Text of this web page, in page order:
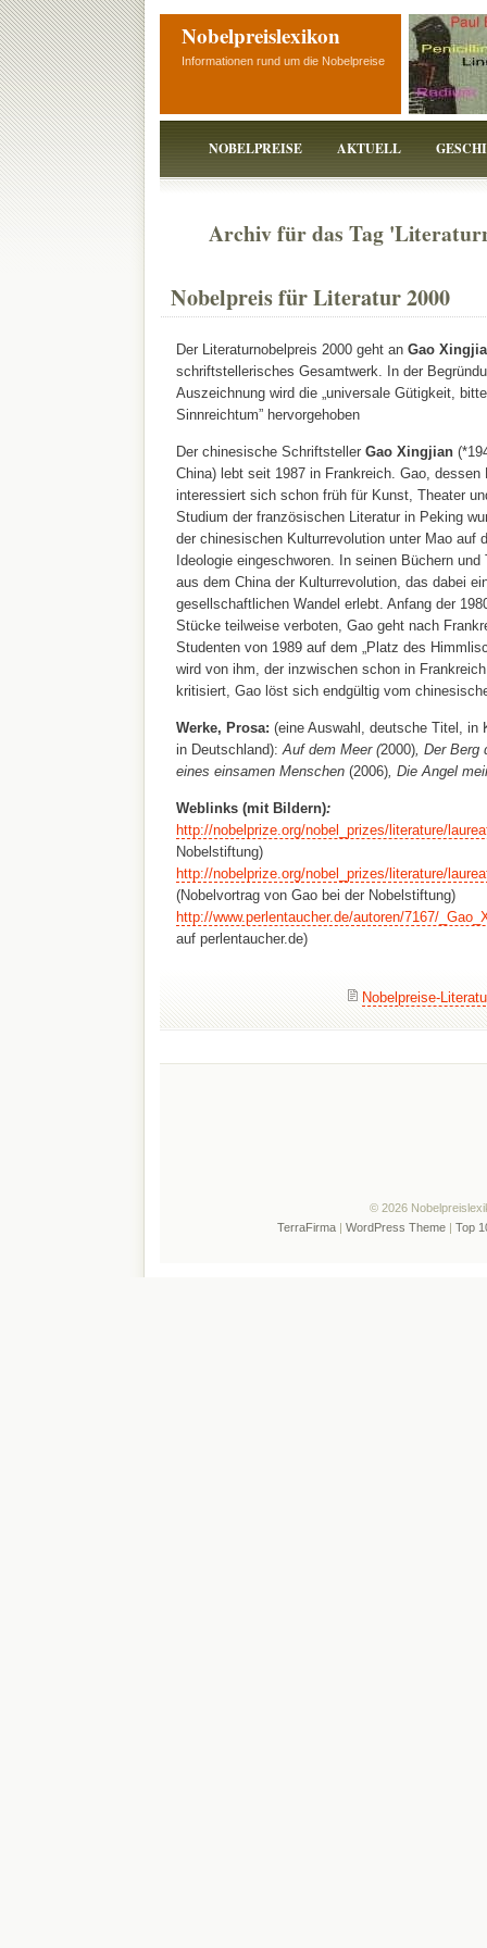
Nobelpreislexikon
Informationen rund um die Nobelpreise
NOBELPREISE AKTUELL
Archiv für das Tag
Nobelpreis für Literatur 2000
Der Literaturnobelpreis 2000 geht an Gao
schriftstellerisches Gesamtwerk. In der
Auszeichnung wird die „universale Gütigkeit,
Sinnreichtum” hervorgehoben
Der chinesische Schriftsteller Gao Xingjian
China) lebt seit 1987 in Frankreich. Gao, dessen
interessiert sich schon früh für Kunst, Theater
Studium der französischen Literatur in Peking
der chinesischen Kulturrevolution unter Mao auf
Ideologie eingeschworen. In seinen Büchern
aus dem China der Kulturrevolution, das dabei
gesellschaftlichen Wandel erlebt. Anfang der
Stücke teilweise verboten, Gao geht nach
Studenten von 1989 auf dem „Platz des
wird von ihm, der inzwischen schon in
kritisiert, Gao löst sich endgültig vom
Werke, Prosa: (eine Auswahl, deutsche Titel, in
in Deutschland): Auf dem Meer (2000), Der Berg
eines einsamen Menschen (2006), Die Angel
Weblinks (mit Bildern):
http://nobelprize.org/nobel_prizes/literature/
Nobelstiftung)
http://nobelprize.org/nobel_prizes/literature/
(Nobelvortrag von Gao bei der Nobelstiftung)
http://www.perlentaucher.de/autoren/7167/
auf perlentaucher.de)
Nobelpreise-
© 2026
TerraFirma| WordPress Theme| Top